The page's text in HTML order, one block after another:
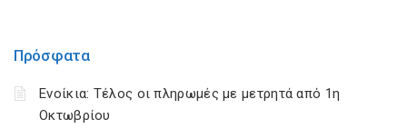
Πρόσφατα
Ενοίκια: Τέλος οι πληρωμές με μετρητά από 1η
Οκτωβρίου